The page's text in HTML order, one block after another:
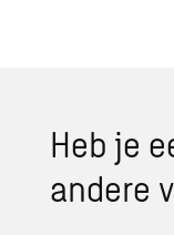
Heb je
andere